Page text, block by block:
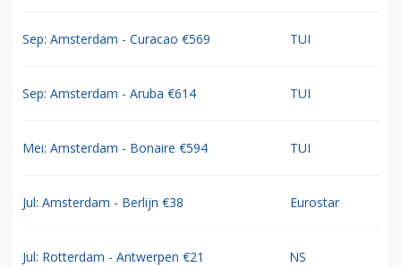
Sep: Amsterdam - Curacao €569 TUI
Sep: Amsterdam - Aruba €614 TUI
Mei: Amsterdam - Bonaire €594 TUI
Jul: Amsterdam - Berlijn €38 Eurostar
Jul: Rotterdam - Antwerpen €21 NS